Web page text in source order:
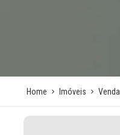
Home Imóveis Venda